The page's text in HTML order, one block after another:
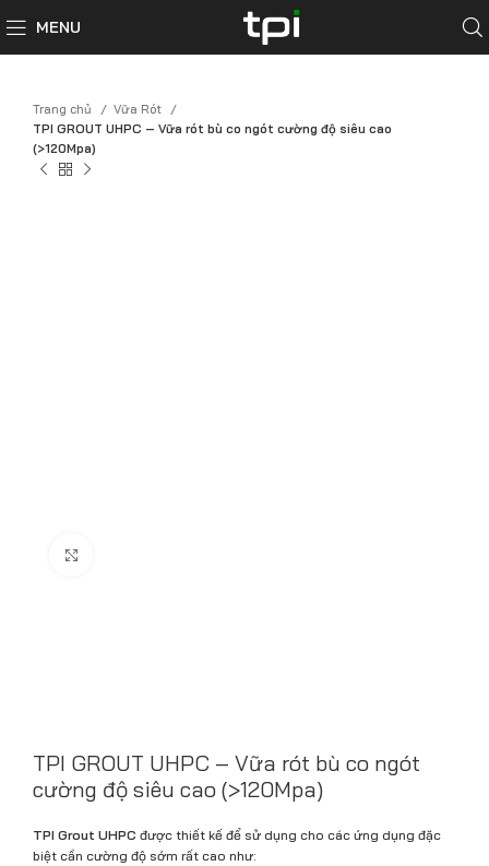
MENU
Trang chủ
Vữa Rót
TPI GROUT UHPC – Vữa rót bù co ngót cường độ siêu cao
(>120Mpa)
TPI GROUT UHPC – Vữa rót bù co ngót
cường độ siêu cao (>120Mpa)
TPI Grout UHPC được thiết kế để sử dụng cho các ứng dụng đặc
biệt cần cường độ sớm rất cao như: